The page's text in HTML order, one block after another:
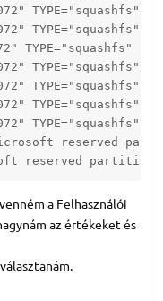
TYPE="squashfs"
TYPE="squashfs"
TYPE="squashfs"
TYPE="squashfs"
TYPE="squashfs"
TYPE="squashfs"
TYPE="squashfs"
reserved
reserved partition"
a Felhasználói
az értékeket és